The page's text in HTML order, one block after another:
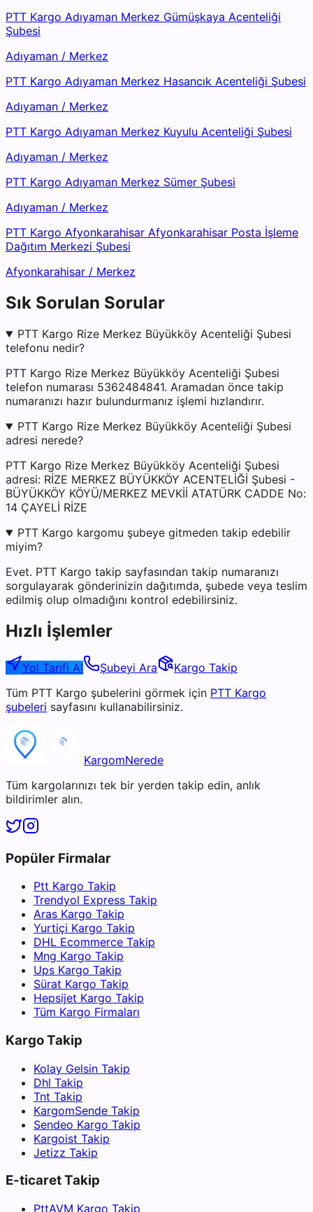
PTT Kargo Adıyaman Merkez Gümüşkaya Acenteliği
Şubesi
Adıyaman / Merkez
PTT Kargo Adıyaman Merkez Hasancık Acenteliği Şubesi
Adıyaman / Merkez
PTT Kargo Adıyaman Merkez Kuyulu Acenteliği Şubesi
Adıyaman / Merkez
PTT Kargo Adıyaman Merkez Sümer Şubesi
Adıyaman / Merkez
PTT Kargo Afyonkarahisar Afyonkarahisar Posta İşleme
Dağıtım Merkezi Şubesi
Afyonkarahisar / Merkez
Sık Sorulan Sorular
PTT Kargo Rize Merkez Büyükköy Acenteliği Şubesi
telefonu nedir?
PTT Kargo Rize Merkez Büyükköy Acenteliği Şubesi
telefon numarası 5362484841. Aramadan önce takip
numaranızı hazır bulundurmanız işlemi hızlandırır.
PTT Kargo Rize Merkez Büyükköy Acenteliği Şubesi
adresi nerede?
PTT Kargo Rize Merkez Büyükköy Acenteliği Şubesi
adresi: RİZE MERKEZ BÜYÜKKÖY ACENTELİĞİ Şubesi -
BÜYÜKKÖY KÖYÜ/MERKEZ MEVKİİ ATATÜRK CADDE No:
14 ÇAYELİ RİZE
PTT Kargo kargomu şubeye gitmeden takip edebilir
miyim?
Evet. PTT Kargo takip sayfasından takip numaranızı
sorgulayarak gönderinizin dağıtımda, şubede veya teslim
edilmiş olup olmadığını kontrol edebilirsiniz.
Hızlı İşlemler
Yol Tarifi Al Şubeyi Ara
Kargo Takip
Tüm PTT Kargo şubelerini görmek için PTT Kargo
şubeleri sayfasını kullanabilirsiniz.
KargomNerede
Tüm kargolarınızı tek bir yerden takip edin, anlık
bildirimler alın.
Popüler Firmalar
Ptt Kargo Takip
Trendyol Express Takip
Aras Kargo Takip
Yurtiçi Kargo Takip
DHL Ecommerce Takip
Mng Kargo Takip
Ups Kargo Takip
Sürat Kargo Takip
Hepsijet Kargo Takip
Tüm Kargo Firmaları
Kargo Takip
Kolay Gelsin Takip
Dhl Takip
Tnt Takip
KargomSende Takip
Sendeo Kargo Takip
Kargoist Takip
Jetizz Takip
E-ticaret Takip
PttAVM Kargo Takip